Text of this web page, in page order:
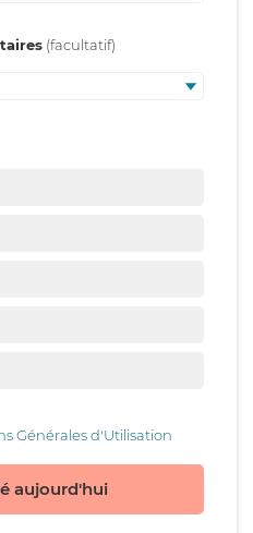
Générales d'Utilisation
aujourd'hui